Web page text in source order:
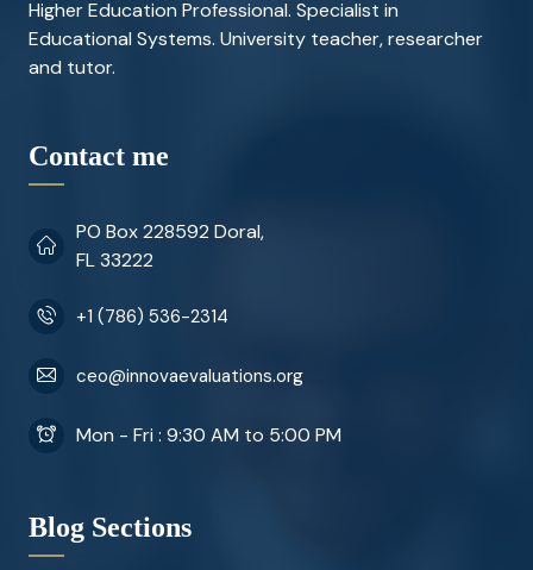
Higher Education Professional. Specialist in
Educational Systems. University teacher, researcher
and tutor.
Contact me
PO Box 228592 Doral,
FL 33222
+1 (786) 536-2314
ceo@innovaevaluations.org
Mon - Fri : 9:30 AM to 5:00 PM
Blog Sections